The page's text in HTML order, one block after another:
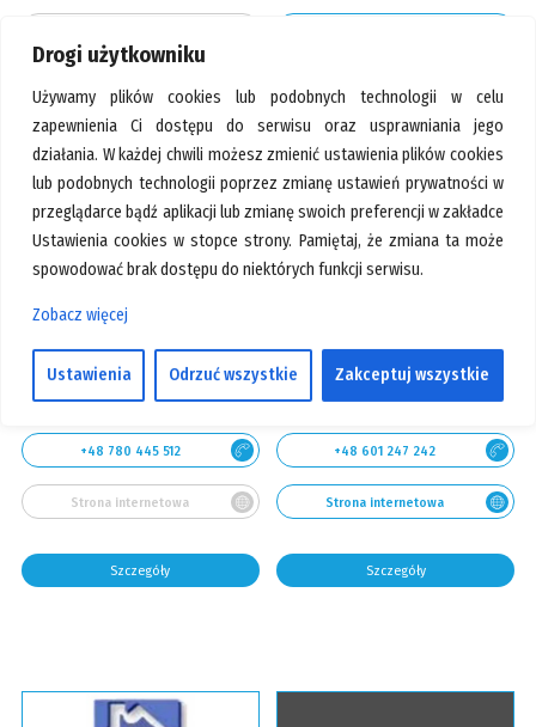
Drogi użytkowniku
Używamy plików cookies lub podobnych technologii w celu
zapewnienia Ci dostępu do serwisu oraz usprawniania jego
działania. W każdej chwili możesz zmienić ustawienia plików cookies
lub podobnych technologii poprzez zmianę ustawień prywatności w
przeglądarce bądź aplikacji lub zmianę swoich preferencji w zakładce
Ustawienia cookies w stopce strony. Pamiętaj, że zmiana ta może
spowodować brak dostępu do niektórych funkcji serwisu.
Zobacz więcej
Ustawienia Odrzuć wszystkie Zakceptuj wszystkie
Szczegóły Szczegóły
Pawilon: 51
+48 780 445 512
Strona internetowa
Szczegóły
Pawilon:222
+48 601 247 242
Strona internetowa
Szczegóły